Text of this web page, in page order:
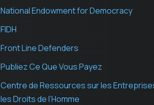
National Endowment for Democracy
FIDH
Front Line Defenders
Publiez Ce Que Vous Payez
Centre de Ressources sur les
les Droits de l’Homme